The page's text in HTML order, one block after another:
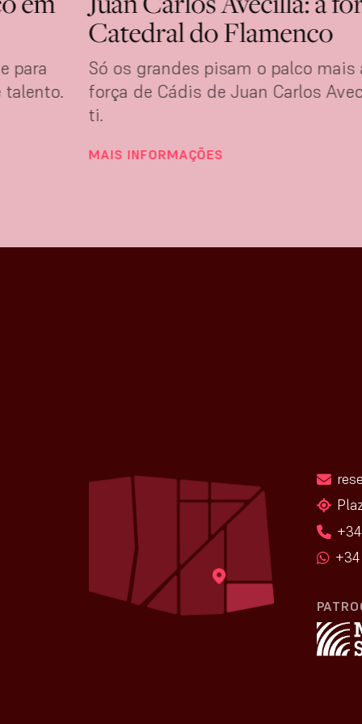
para
talento.
Catedral do Flamenco
Só os grandes pisam o palco
força de Cádis de Juan Carlos
ti.
MAIS INFORMAÇÕES